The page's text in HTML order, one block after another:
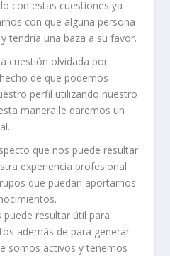
con estas cuestiones ya
con que alguna persona
tendría una baza a su favor.
cuestión olvidada por
de que podemos
perfil utilizando nuestro
manera le daremos un
que nos puede resultar
experiencia profesional
que puedan aportarnos
puede resultar útil para
además de para generar
somos activos y tenemos